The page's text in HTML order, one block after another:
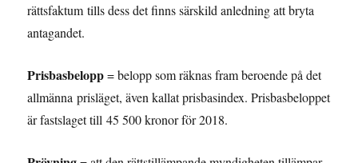
rättsfaktum tills dess det finns särskild anledning att bryta
antagandet.
Prisbasbelopp= belopp som räknas fram beroende på det
allmänna prisläget, även kallat prisbasindex. Prisbasbeloppet
är fastslaget till 45 500 kronor för 2018.